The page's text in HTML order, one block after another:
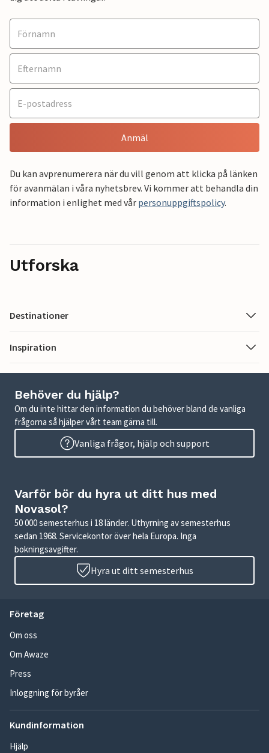
Anmäl
Du kan avprenumerera när du vill genom att klicka på länken
för avanmälan i våra nyhetsbrev. Vi kommer att behandla din
information i enlighet med vår personuppgiftspolicy.
Utforska
Destinationer
Inspiration
Behöver du hjälp?
Om du inte hittar den information du behöver bland de vanliga
frågorna så hjälper vårt team gärna till.
Vanliga frågor, hjälp och support
Varför bör du hyra ut ditt hus med
Novasol?
50 000 semesterhus i 18 länder. Uthyrning av semesterhus
sedan 1968. Servicekontor över hela Europa. Inga
bokningsavgifter.
Hyra ut ditt semesterhus
Företag
Om oss
Om Awaze
Press
Inloggning för byråer
Kundinformation
Hjälp